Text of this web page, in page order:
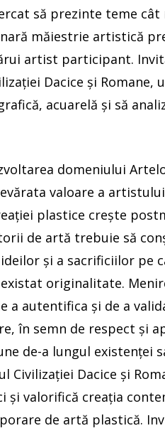
să prezinte teme cât
măiestrie artistică
artist participant.
Dacice şi Romane,
acuarelă şi să
domeniului
valoare a
plastice creşte
de artă trebuie să
şi a sacrificiilor pe
existat originalitate.
a autentifica şi de a
în semn de respect şi
de-a lungul existenţei
Civilizaţiei Dacice şi
şi valorifică creaţia
de artă plastică.